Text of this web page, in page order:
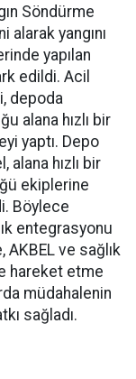
Söndürme
yangını
yapılan
edildi. Acil
depoda
alana hızlı bir
yaptı. Depo
alana hızlı bir
ekiplerine
Böylece
entegrasyonu
ve sağlık
hareket etme
müdahalenin
sağladı.